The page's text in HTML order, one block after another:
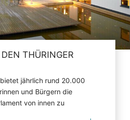
THÜRINGER
jährlich rund 20.000
und Bürgern die
von innen zu